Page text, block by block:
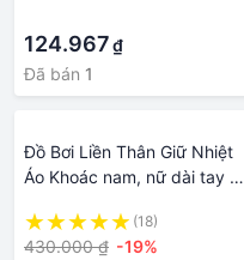
124.967₫
Đã bán 1
Đồ Bơi Liền Thân Giữ Nhiệt
Áo Khoác nam, nữ dài tay có
sưu tập đồ đi biển POPO
(18)
430.000 ₫ -19%